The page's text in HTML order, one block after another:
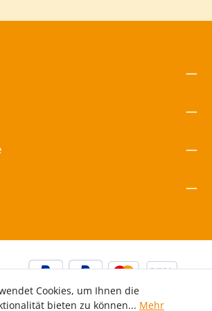
Cookies, um Ihnen die
bieten zu können... Mehr